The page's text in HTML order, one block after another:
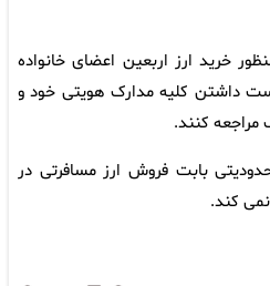
خرید ارز اربعین اعضای خانواده
داشتن کلیه مدارک هویتی خود و
کنند.
بابت فروش ارز مسافرتی در
کند.